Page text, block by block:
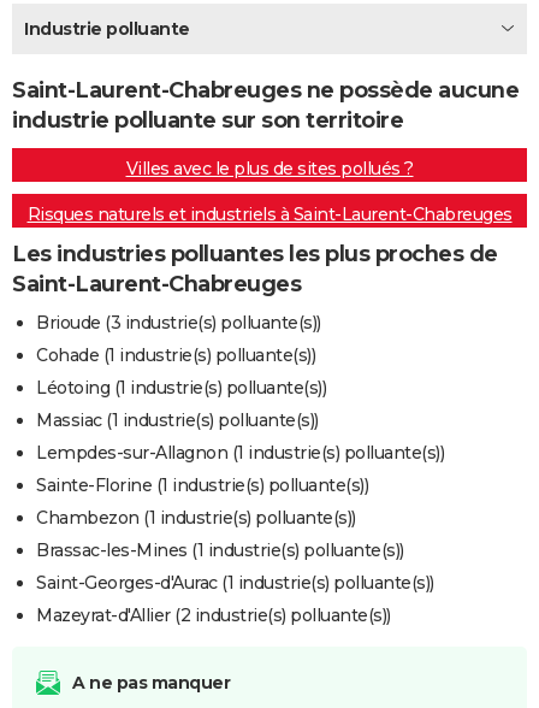
Destinations
City break
Voyage nature
Voyage de noces
Forum
Climat
+PHOTO
GUIDES D'ACHAT
BONS PLANS
CARTE DE VOEUX
Carte de Noël
Carte Bonne année
Carte Saint-Valentin
Carte Pâques
Carte d'anniversaire
DICTIONNAIRE
Dictionnaire
Biographies
Citations
Expressions
Proverbes
PROGRAMME TV
COPAINS D'AVANT
S'inscrire
Se connecter
Lycées
Collèges
Primaires
Universités
Entreprises
Service militaire
Avis de recherche
AVIS DE DÉCÈS
FORUM
Bricolage
Lifestyle
Culture
Sport
Auto
Television
Voyage
Cinema
Industrie polluante
Saint-Laurent-Chabreuges ne possède aucune
industrie polluante sur son territoire
Villes avec le plus de sites pollués ?
Risques naturels et industriels à Saint-Laurent-Chabreuges
Les industries polluantes les plus proches de
Saint-Laurent-Chabreuges
Brioude (3 industrie(s) polluante(s))
Cohade (1 industrie(s) polluante(s))
Léotoing (1 industrie(s) polluante(s))
Massiac (1 industrie(s) polluante(s))
Lempdes-sur-Allagnon (1 industrie(s) polluante(s))
Sainte-Florine (1 industrie(s) polluante(s))
Chambezon (1 industrie(s) polluante(s))
Brassac-les-Mines (1 industrie(s) polluante(s))
Saint-Georges-d'Aurac (1 industrie(s) polluante(s))
Mazeyrat-d'Allier (2 industrie(s) polluante(s))
A ne pas manquer